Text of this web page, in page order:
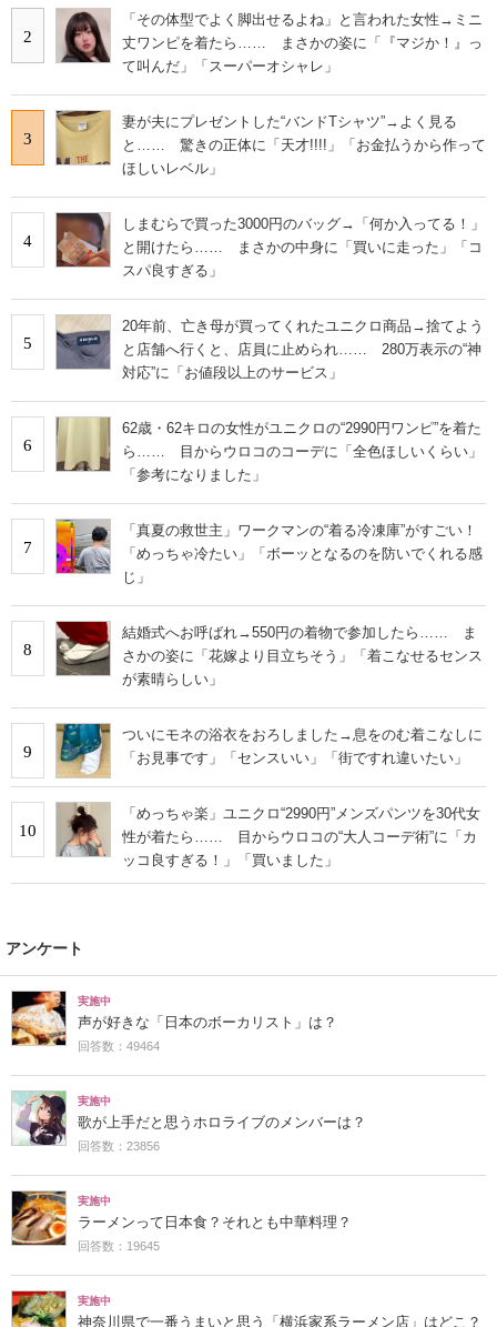
2
「その体型でよく脚出せるよね」と言われた女性→ミニ
丈ワンピを着たら…… まさかの姿に「『マジか！』っ
て叫んだ」「スーパーオシャレ」
3
妻が夫にプレゼントした“バンドTシャツ”→よく見る
と…… 驚きの正体に「天才!!!!」「お金払うから作って
ほしいレベル」
4
しまむらで買った3000円のバッグ→「何か入ってる！」
と開けたら…… まさかの中身に「買いに走った」「コ
スパ良すぎる」
5
20年前、亡き母が買ってくれたユニクロ商品→捨てよう
と店舗へ行くと、店員に止められ…… 280万表示の“神
対応”に「お値段以上のサービス」
6
62歳・62キロの女性がユニクロの“2990円ワンピ”を着た
ら…… 目からウロコのコーデに「全色ほしいくらい」
「参考になりました」
7
「真夏の救世主」ワークマンの“着る冷凍庫”がすごい！
「めっちゃ冷たい」「ボーッとなるのを防いでくれる感
じ」
8
結婚式へお呼ばれ→550円の着物で参加したら…… ま
さかの姿に「花嫁より目立ちそう」「着こなせるセンス
が素晴らしい」
9
ついにモネの浴衣をおろしました→息をのむ着こなしに
「お見事です」「センスいい」「街ですれ違いたい」
10
「めっちゃ楽」ユニクロ“2990円”メンズパンツを30代女
性が着たら…… 目からウロコの“大人コーデ術”に「カ
ッコ良すぎる！」「買いました」
アンケート
実施中
声が好きな「日本のボーカリスト」は？
回答数：49464
実施中
歌が上手だと思うホロライブのメンバーは？
回答数：23856
実施中
ラーメンって日本食？それとも中華料理？
回答数：19645
実施中
神奈川県で一番うまいと思う「横浜家系ラーメン店」はどこ？